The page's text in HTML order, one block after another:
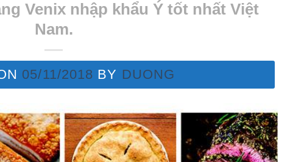
Venix nhập khẩu Ý tốt nhất Việt
Nam.
05/11/2018 BY DUONG